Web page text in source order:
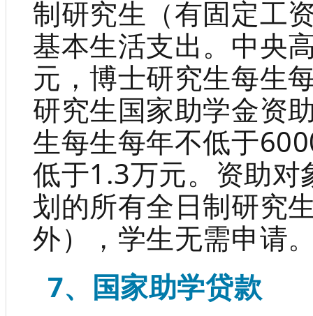
制研究生（有固定工
基本生活支出。中央
元，博士研究生每生
研究生国家助学金资
生每生每年不低于
低于1.3万元。资助
划的所有全日制研究
外），学生无需申请
7、国家助学贷款